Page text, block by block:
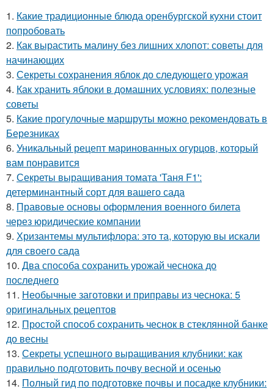
1. Какие традиционные блюда оренбургской кухни стоит
попробовать
2. Как вырастить малину без лишних хлопот: советы для
начинающих
3. Секреты сохранения яблок до следующего урожая
4. Как хранить яблоки в домашних условиях: полезные
советы
5. Какие прогулочные маршруты можно рекомендовать в
Березниках
6. Уникальный рецепт маринованных огурцов, который
вам понравится
7. Секреты выращивания томата 'Таня F1':
детерминантный сорт для вашего сада
8. Правовые основы оформления военного билета
через юридические компании
9. Хризантемы мультифлора: это та, которую вы искали
для своего сада
10. Два способа сохранить урожай чеснока до
последнего
11. Необычные заготовки и приправы из чеснока: 5
оригинальных рецептов
12. Простой способ сохранить чеснок в стеклянной банке
до весны
13. Секреты успешного выращивания клубники: как
правильно подготовить почву весной и осенью
14. Полный гид по подготовке почвы и посадке клубники: